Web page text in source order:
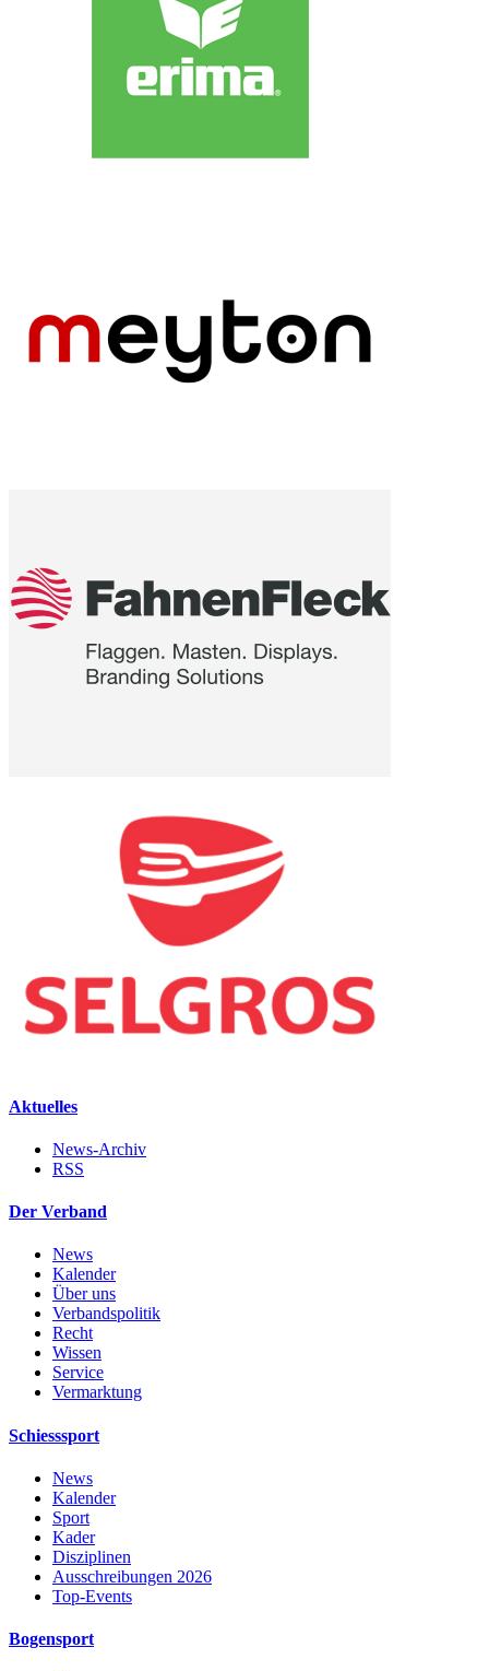
Aktuelles
News-Archiv
RSS
Der Verband
News
Kalender
Über uns
Verbandspolitik
Recht
Wissen
Service
Vermarktung
Schiesssport
News
Kalender
Sport
Kader
Disziplinen
Ausschreibungen 2026
Top-Events
Bogensport